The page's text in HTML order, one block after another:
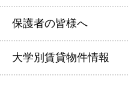
保護者の皆様へ
大学別賃貸物件情報